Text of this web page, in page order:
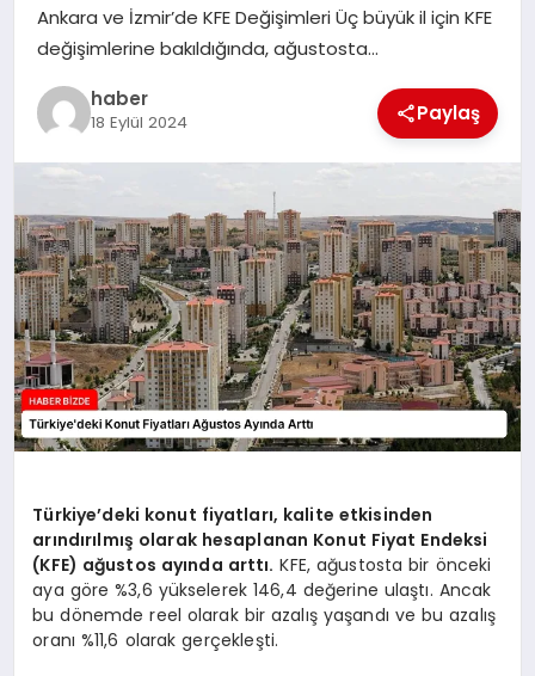
Ankara ve İzmir’de KFE Değişimleri Üç büyük il için KFE
değişimlerine bakıldığında, ağustosta…
haber
18 Eylül 2024 Paylaş
Türkiye’deki konut fiyatları, kalite etkisinden
arındırılmış olarak hesaplanan Konut Fiyat Endeksi
(KFE) ağustos ayında arttı. KFE, ağustosta bir önceki
aya göre %3,6 yükselerek 146,4 değerine ulaştı. Ancak
bu dönemde reel olarak bir azalış yaşandı ve bu azalış
oranı %11,6 olarak gerçekleşti.